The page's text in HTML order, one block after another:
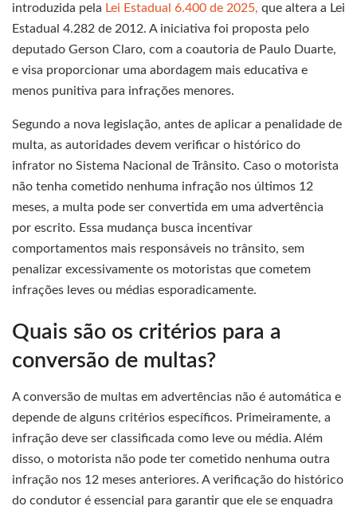
introduzida pela Lei Estadual 6.400 de 2025, que altera a Lei
Estadual 4.282 de 2012. A iniciativa foi proposta pelo
deputado Gerson Claro, com a coautoria de Paulo Duarte,
e visa proporcionar uma abordagem mais educativa e
menos punitiva para infrações menores.
Segundo a nova legislação, antes de aplicar a penalidade de
multa, as autoridades devem verificar o histórico do
infrator no Sistema Nacional de Trânsito. Caso o motorista
não tenha cometido nenhuma infração nos últimos 12
meses, a multa pode ser convertida em uma advertência
por escrito. Essa mudança busca incentivar
comportamentos mais responsáveis no trânsito, sem
penalizar excessivamente os motoristas que cometem
infrações leves ou médias esporadicamente.
Quais são os critérios para a
conversão de multas?
A conversão de multas em advertências não é automática e
depende de alguns critérios específicos. Primeiramente, a
infração deve ser classificada como leve ou média. Além
disso, o motorista não pode ter cometido nenhuma outra
infração nos 12 meses anteriores. A verificação do histórico
do condutor é essencial para garantir que ele se enquadra